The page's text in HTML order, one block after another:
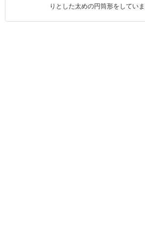
りとした太めの円筒形をしていま